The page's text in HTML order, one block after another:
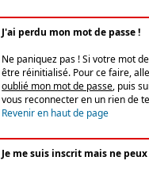
J'ai perdu mon mot de passe !
Ne paniquez pas ! Si votre mot
être réinitialisé. Pour ce faire,
oublié mon mot de passe, puis
vous reconnecter en un rien de
Revenir en haut de page
Je me suis inscrit mais ne